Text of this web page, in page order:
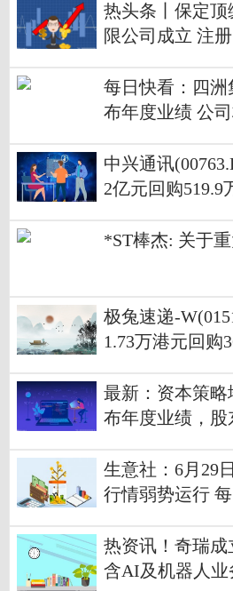
热头条丨保定
限公司成立 注
每日快看：四洲
布年度业绩 公
中兴通讯
2亿元回购519.9
*ST棒杰: 关于
极兔速递-
1.73万港元回购
最新：资本策略
布年度业绩，股
生意社：6月29
行情弱势运行
热资讯！奇瑞成
含AI及机器人业